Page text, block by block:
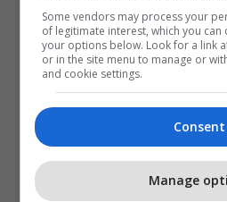
Some vendors may process your
of legitimate interest, which you
your options below. Look for a link
or in the site menu to manage or
and cookie settings.
Consent
Manage